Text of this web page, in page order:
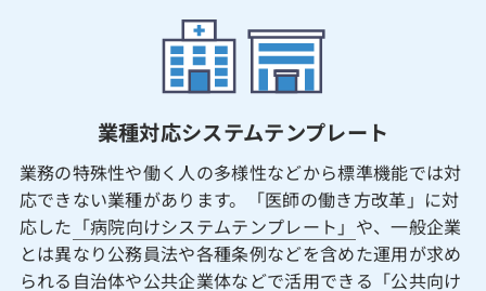
業種対応システムテンプレート
業務の特殊性や働く人の多様性などから標準機能では対
応できない業種があります。「医師の働き方改革」に対
応した 「病院向けシステムテンプレート」 や、一般企業
とは異なり公務員法や各種条例などを含めた運用が求め
られる自治体や公共企業体などで活用できる「公共向け